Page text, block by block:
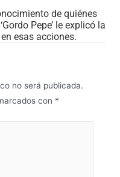
de quiénes
Pepe’ le explicó la
esas acciones.
no será publicada.
con *